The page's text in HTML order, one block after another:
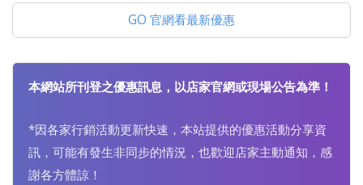
GO 官網看最新優惠
本網站所刊登之優惠訊息，以店家官網或現場公告為準！
*因各家行銷活動更新快速，本站提供的優惠活動分享資
訊，可能有發生非同步的情況，也歡迎店家主動通知，感
謝各方體諒！